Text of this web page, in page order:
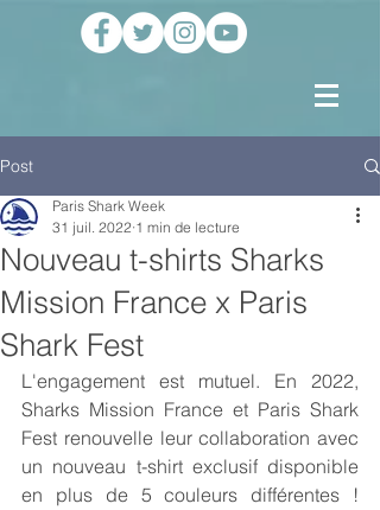
Post
Nouveau t-shirts Sharks
Mission France x Paris
Shark Fest
Paris Shark Week
31 juil. 2022 1 min de lecture
L'engagement est mutuel. En 2022,
Sharks Mission France et Paris Shark
Fest renouvelle leur collaboration avec
un nouveau t-shirt exclusif disponible
en plus de 5 couleurs différentes !